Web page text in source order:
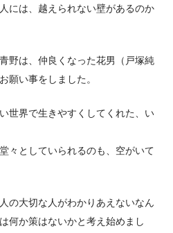
には、越えられない壁があるのか
野は、仲良くなった花男（戸塚純
願い事をしました。
世界で生きやすくしてくれた、い
々としていられるのも、空がいて
の大切な人がわかりあえないなん
何か策はないかと考え始めまし